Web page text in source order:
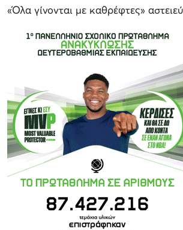
«Όλα γίνονται με καθρέφτες»